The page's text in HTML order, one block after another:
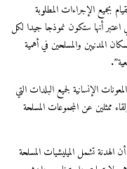
بجميع الإجراءات المطلوبة
أنها ستكون نموذجا جيدا لكل
المدنيين والمسلحين في أهمية
الإنسانية لجميع البلدات التي
ممثلين عن المجموعات المسلحة
تشمل الميليشيات المسلحة